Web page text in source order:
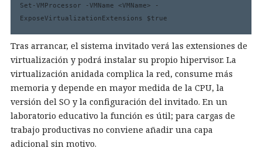
Set-VMProcessor -VMName <VMName> -
ExposeVirtualizationExtensions $true
Tras arrancar, el sistema invitado verá las extensiones de
virtualización y podrá instalar su propio hipervisor. La
virtualización anidada complica la red, consume más
memoria y depende en mayor medida de la CPU, la
versión del SO y la configuración del invitado. En un
laboratorio educativo la función es útil; para cargas de
trabajo productivas no conviene añadir una capa
adicional sin motivo.